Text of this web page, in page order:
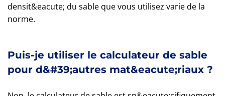
densit&eacute; du sable que vous utilisez varie de la
norme.
Puis-je utiliser le calculateur de sable
pour d&#39;autres mat&eacute;riaux ?